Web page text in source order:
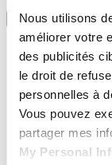
Nous utilisons
améliorer votre
des publicités
le droit de
personnelles à
Vous pouvez
partager mes
My Personal
Sélecteur de langue
Autriche
Belgique
Dutch
Chine
English
简体中